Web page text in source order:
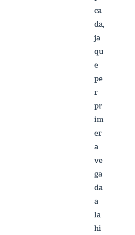
ca
da,
ja
qu
e
pe
r
pr
im
er
a
ve
ga
da
a
la
hi